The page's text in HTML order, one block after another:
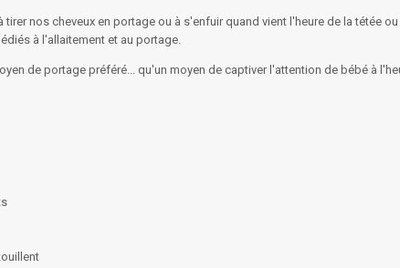
nos cheveux en portage ou à s'enfuir quand vient l'heure de la tétée ou
à l'allaitement et au portage.
de portage préféré... qu'un moyen de captiver l'attention de bébé à